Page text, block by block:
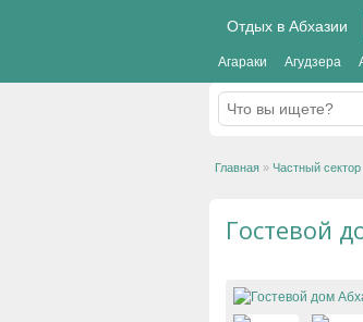
Отдых в Абхазии
Агараки Агудзера
Главная » Частный сектор
Гостевой